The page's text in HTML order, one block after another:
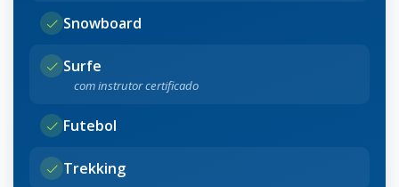
Snowboard
Surfe
com instrutor certificado
Futebol
Trekking